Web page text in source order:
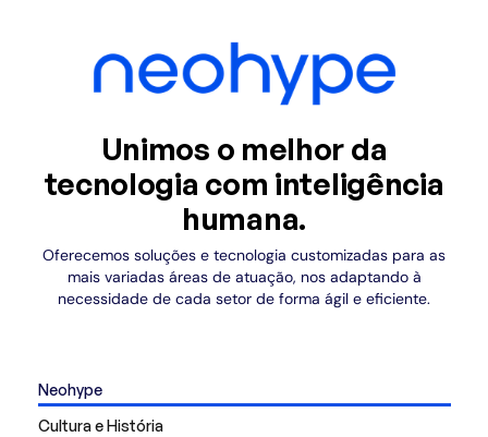
Unimos o melhor da
tecnologia com inteligência
humana.
Oferecemos soluções e tecnologia customizadas para as
mais variadas áreas de atuação, nos adaptando à
necessidade de cada setor de forma ágil e eficiente.
Neohype
Cultura e História